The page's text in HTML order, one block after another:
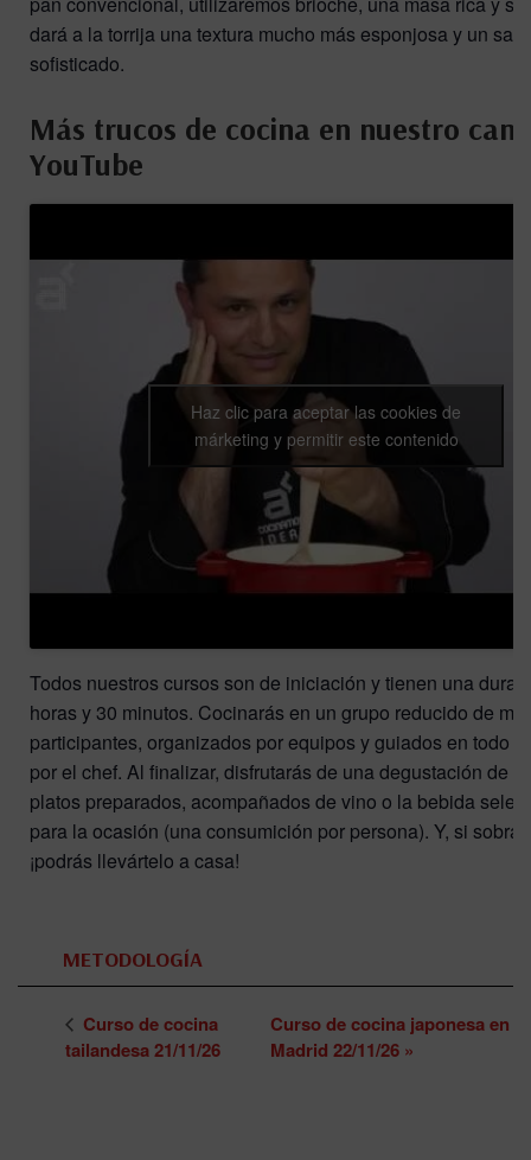
dará a la torrija una textura mucho más esponjosa y un
sofisticado.
Más trucos de cocina en nuestro
YouTube
Haz clic para aceptar las cookies de
márketing y permitir este contenido
Todos nuestros cursos son de iniciación y tienen una
horas y 30 minutos. Cocinarás en un grupo reducido de
participantes, organizados por equipos y guiados en todo
por el chef. Al finalizar, disfrutarás de una degustación de
platos preparados, acompañados de vino o la bebida
para la ocasión (una consumición por persona). Y, si sobra
¡podrás llevártelo a casa!
METODOLOGÍA
Curso de cocina
tailandesa 21/11/26
Curso de cocina japonesa en
Madrid 22/11/26 »